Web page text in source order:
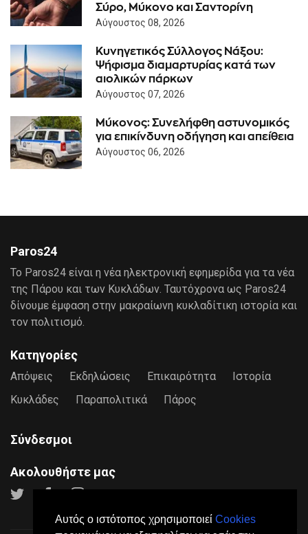
Αυτός ο ιστότοπος χρησιμοποιεί Cookies
Σύρο, Μύκονο και Σαντορίνη
Αύγουστος 08, 2026
Κυνηγετικός Σύλλογος Νάξου:
Ψήφισμα διαμαρτυρίας κατά των
αιολικών πάρκων
Αύγουστος 07, 2026
Μύκονος: Συνελήφθη αστυνομικός
για επικίνδυνη οδήγηση και απείθεια
Αύγουστος 06, 2026
Paros24
Το Paros24 είναι η νέα ηλεκτρονική εφημερίδα για τα νέα
της Πάρου και των Κυκλάδων. Ταυτόχρονα ως Paros24
δίνουμε έμφαση στην μακραίωνη κυκλαδίτικη ιστορία και
τον πολιτισμό.
Κατηγορίες
Απόψεις Εκδηλώσεις Επικαιρότητα
Ιστορία
Κυκλάδες
Παραπολιτικά Πάρος
Σύνδεσμοι
Ακολουθήστε μας